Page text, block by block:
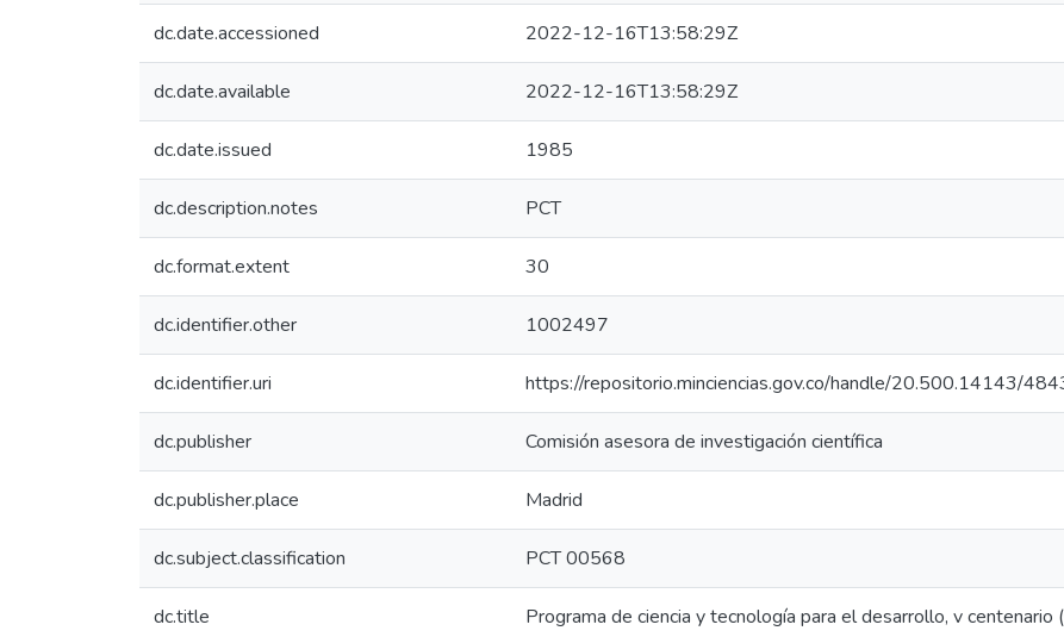
dc.date.accessioned 2022-12-16T13:58:29Z
dc.date.available 2022-12-16T13:58:29Z
dc.date.issued 1985
dc.description.notes PCT
dc.format.extent 30
dc.identifier.other 1002497
dc.identifier.uri https://repositorio.minciencias.gov.co/handle/20.500.14143/
dc.publisher Comisión asesora de investigación científica
dc.publisher.place Madrid
dc.subject.classification PCT 00568
dc.title Programa de ciencia y tecnología para el desarrollo, v centenario